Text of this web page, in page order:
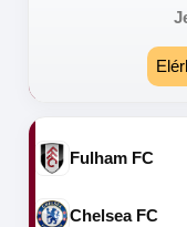
Fulham FC
Chelsea FC